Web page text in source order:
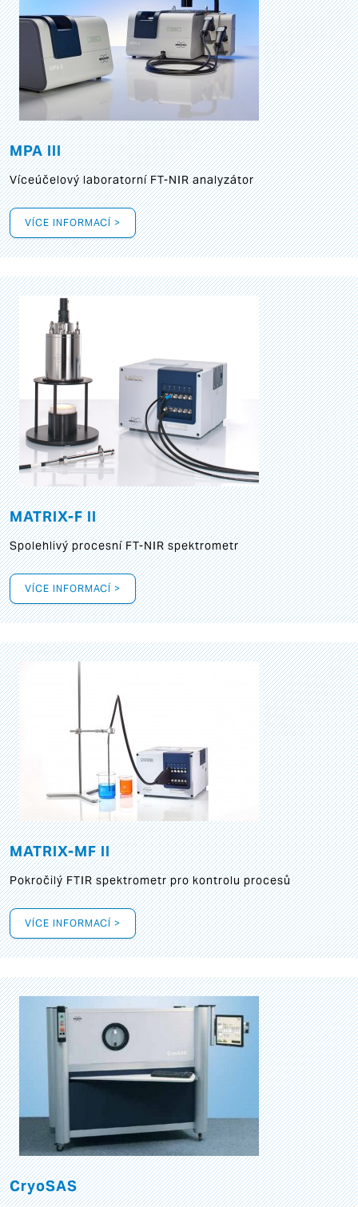
MPA III
Víceúčelový laboratorní FT-NIR analyzátor
VÍCE INFORMACÍ >
MATRIX-F II
Spolehlivý procesní FT-NIR spektrometr
VÍCE INFORMACÍ >
MATRIX-MF II
Pokročilý FTIR spektrometr pro kontrolu procesů
VÍCE INFORMACÍ >
CryoSAS